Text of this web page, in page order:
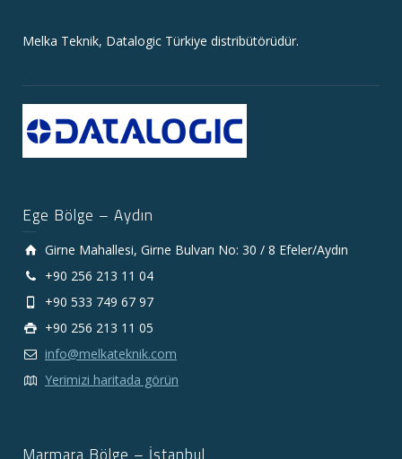
Melka Teknik, Datalogic Türkiye distribütörüdür.
Ege Bölge – Aydın
Girne Mahallesi, Girne Bulvarı No: 30 / 8 Efeler/Aydın
+90 256 213 11 04
+90 533 749 67 97
+90 256 213 11 05
info@melkateknik.com
Yerimizi haritada görün
Marmara Bölge – İstanbul